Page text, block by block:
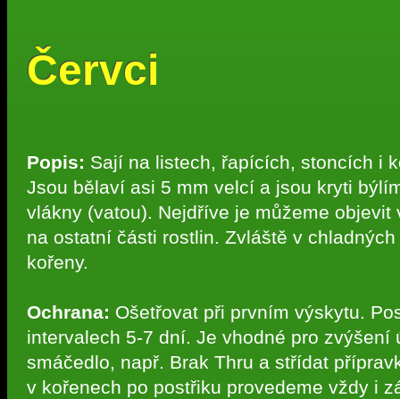
Červci
Popis: Sají na listech, řapících, stoncích i
Jsou bělaví asi 5 mm velcí a jsou kryti
vlákny (vatou). Nejdříve je můžeme
na ostatní části rostlin. Zvláště v
kořeny.
Ochrana: Ošetřovat při prvním výskytu.
intervalech 5-7 dní. Je vhodné pro zvýšení
smáčedlo, např. Brak Thru a střídat
v kořenech po postřiku provedeme vždy i